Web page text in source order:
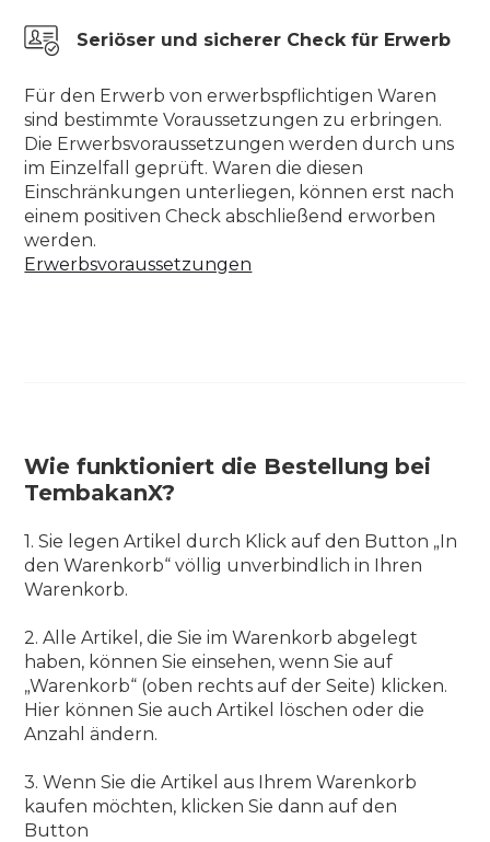
Seriöser und sicherer Check für Erwerb
Für den Erwerb von erwerbspflichtigen Waren
sind bestimmte Voraussetzungen zu erbringen.
Die Erwerbsvoraussetzungen werden durch uns
im Einzelfall geprüft. Waren die diesen
Einschränkungen unterliegen, können erst nach
einem positiven Check abschließend erworben
werden.
Erwerbsvoraussetzungen
Wie funktioniert die Bestellung bei
TembakanX?
1. Sie legen Artikel durch Klick auf den Button „In
den Warenkorb“ völlig unverbindlich in Ihren
Warenkorb.
2. Alle Artikel, die Sie im Warenkorb abgelegt
haben, können Sie einsehen, wenn Sie auf
„Warenkorb“ (oben rechts auf der Seite) klicken.
Hier können Sie auch Artikel löschen oder die
Anzahl ändern.
3. Wenn Sie die Artikel aus Ihrem Warenkorb
kaufen möchten, klicken Sie dann auf den
Button